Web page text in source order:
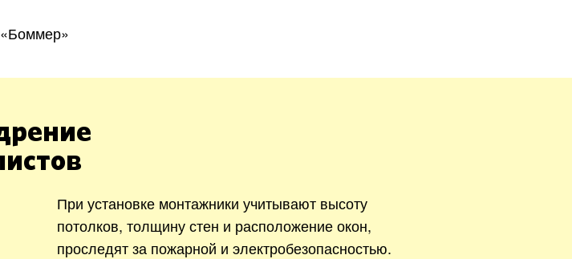
При установке монтажники учитывают высоту
потолков, толщину стен и расположение окон,
проследят за пожарной и электробезопасностью.